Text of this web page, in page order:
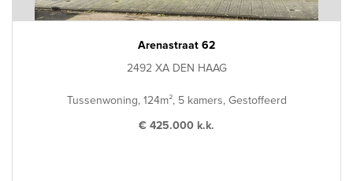
Arenastraat 62
2492 XA DEN HAAG
Tussenwoning, 124m², 5 kamers, Gestoffeerd
€ 425.000 k.k.